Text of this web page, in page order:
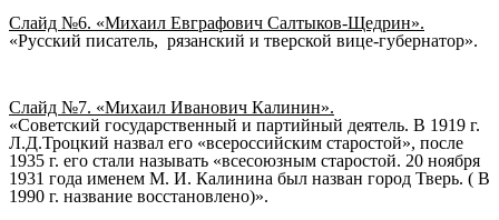
Слайд №6. «Михаил Евграфович Салтыков-Щедрин».
«Русский писатель, рязанский и тверской вице-губернатор».
Слайд №7. «Михаил Иванович Калинин».
«Советский государственный и партийный деятель. В 1919 г.
Л.Д.Троцкий назвал его «всероссийским старостой», после
1935 г. его стали называть «всесоюзным старостой. 20 ноября
1931 года именем М. И. Калинина был назван город Тверь. ( В
1990 г. название восстановлено)».